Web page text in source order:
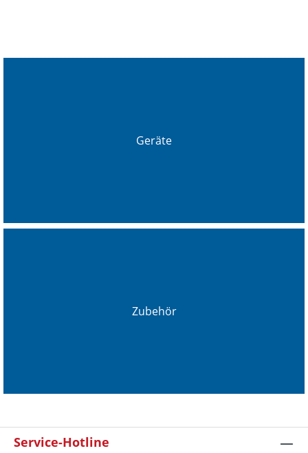
Geräte
Zubehör
Service-Hotline